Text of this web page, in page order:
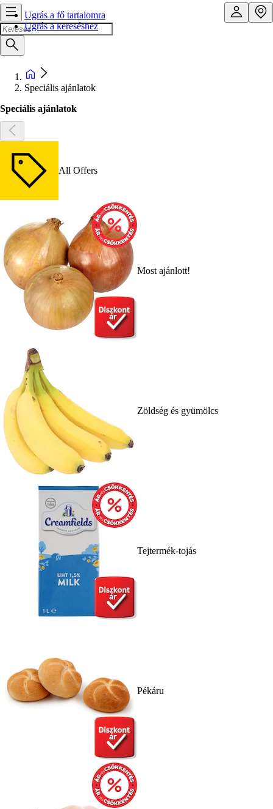
Ugrás a fő tartalomra
Ugrás a kereséshez
Speciális ajánlatok
Speciális ajánlatok
All Offers
Most ajánlott!
Zöldség és gyümölcs
Tejtermék-tojás
Pékáru